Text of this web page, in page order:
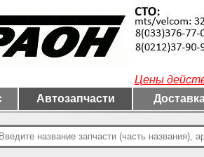
Цены
Автозапчасти